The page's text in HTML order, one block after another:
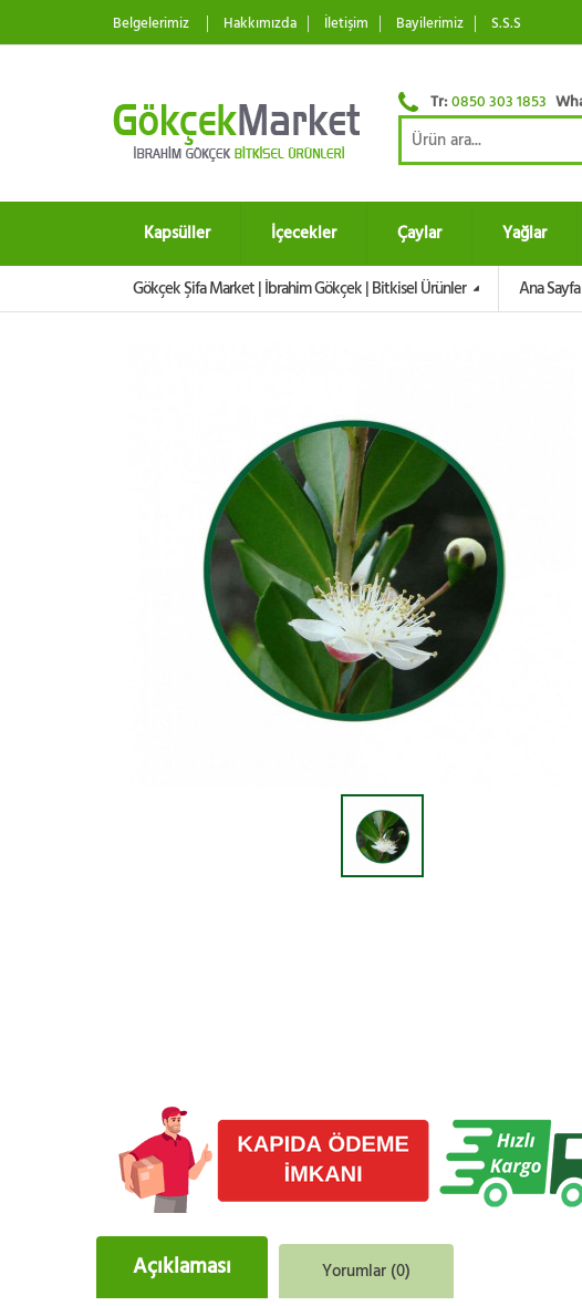
Belgelerimiz Hakkımızda İletişim Bayilerimiz S.S.S
Tr:0850 303 1853
Kapsüller İçecekler Çaylar Yağlar
Gökçek Şifa Market | İbrahim Gökçek | Bitkisel Ürünler Ana Sayfa
Açıklaması Yorumlar (0)